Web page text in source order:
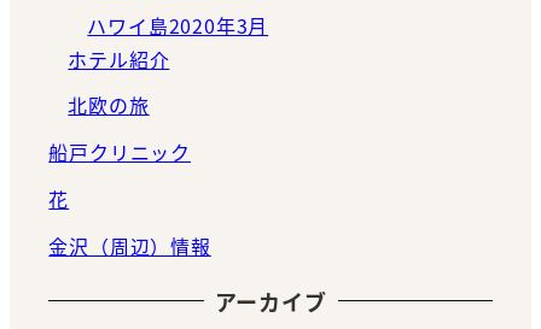
ハワイ島2020年3月
ホテル紹介
北欧の旅
船戸クリニック
花
金沢（周辺）情報
アーカイブ